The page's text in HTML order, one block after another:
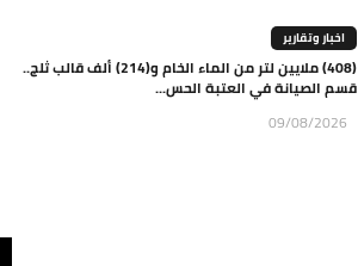
اخبار وتقارير
(408) ملايين لتر من الماء الخام و(214) ألف قالب ثلج..
قسم الصيانة في العتبة الحس...
09/08/2026